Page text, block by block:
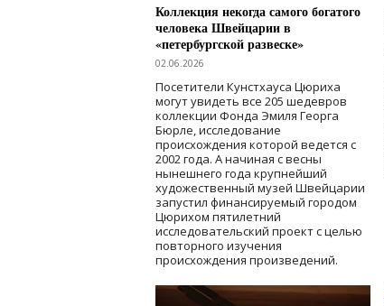
Коллекция некогда самого богатого
человека Швейцарии в
«петербургской развеске»
02.06.2026
Посетители Кунстхауса Цюриха
могут увидеть все 205 шедевров
коллекции Фонда Эмиля Георга
Бюрле, исследование
происхождения которой ведется с
2002 года. А начиная с весны
нынешнего года крупнейший
художественный музей Швейцарии
запустил финансируемый городом
Цюрихом пятилетний
исследовательский проект с целью
повторного изучения
происхождения произведений.